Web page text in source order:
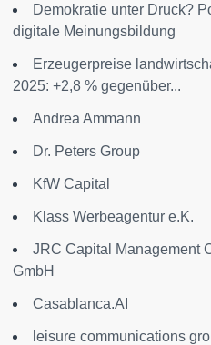
Demokratie unter Druck?
digitale Meinungsbildung
Erzeugerpreise
2025: +2,8 % gegenüber...
Andrea Ammann
Dr. Peters Group
KfW Capital
Klass Werbeagentur e.K.
JRC Capital Management
GmbH
Casablanca.AI
leisure communications